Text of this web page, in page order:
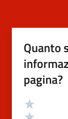
Quanto
pagina?
Valutazione